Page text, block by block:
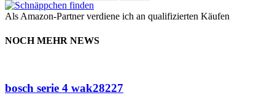
Als Amazon-Partner verdiene ich an qualifizierten Käufen
NOCH MEHR NEWS
bosch serie 4 wak28227